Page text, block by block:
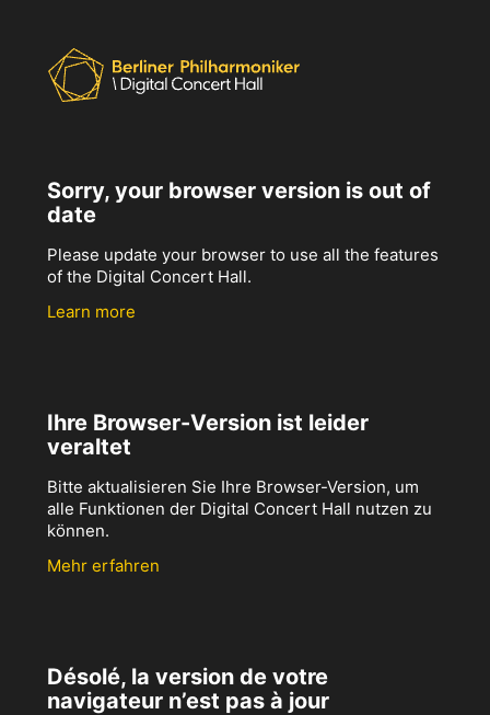
Sorry, your browser version is out of
date
Please update your browser to use all the features
of the Digital Concert Hall.
Learn more
Ihre Browser-Version ist leider
veraltet
Bitte aktualisieren Sie Ihre Browser-Version, um
alle Funktionen der Digital Concert Hall nutzen zu
können.
Mehr erfahren
Désolé, la version de votre
navigateur n’est pas à jour